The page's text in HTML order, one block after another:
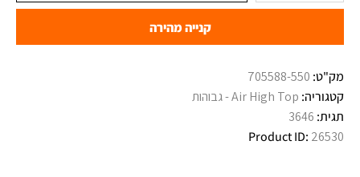
קנייה מהירה
מק"ט: 705588-550
קטגוריה: Air High Top - גבוהות
תגית: 3646
Product ID: 26530